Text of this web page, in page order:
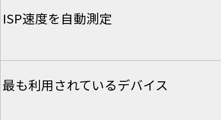
ISP速度を自動測定
最も利用されているデバイス